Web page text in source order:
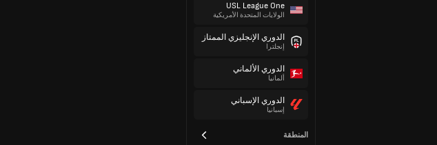
USL League One
الولايات المتحدة الأمريكية
الدوري الإنجليزي الممتاز
إنجلترا
الدوري الألماني
ألمانيا
الدوري الإسباني
إسبانيا
المنطقة